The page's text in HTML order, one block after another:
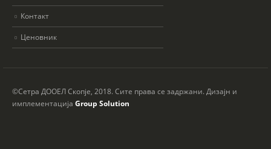
Контакт
Ценовник
©Сетра ДООЕЛ Скопје, 2018. Сите права се задржани. Дизајн и
имплементација Group Solution